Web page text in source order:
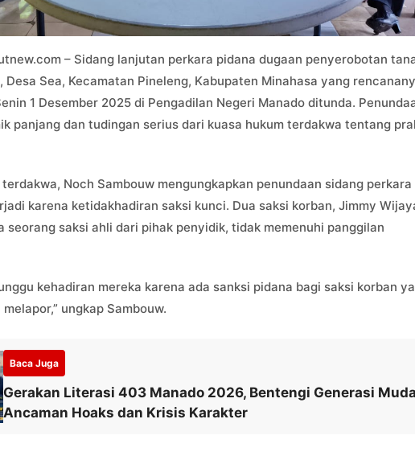
– Sidang lanjutan perkara pidana dugaan penyerobotan
Desa Sea, Kecamatan Pineleng, Kabupaten Minahasa yang
1 Desember 2025 di Pengadilan Negeri Manado ditunda.
panjang dan tudingan serius dari kuasa hukum terdakwa tentang
Noch Sambouw mengungkapkan penundaan sidang
karena ketidakhadiran saksi kunci. Dua saksi korban, Jimmy
seorang saksi ahli dari pihak penyidik, tidak memenuhi panggilan
kehadiran mereka karena ada sanksi pidana bagi saksi korban
ungkap Sambouw.
Baca Juga
Gerakan Literasi 403 Manado 2026, Bentengi Generasi
Ancaman Hoaks dan Krisis Karakter